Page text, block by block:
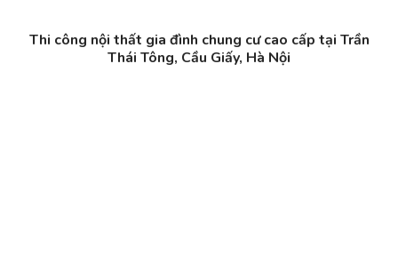
Thi công nội thất gia đình chung cư cao cấp tại Trần
Thái Tông, Cầu Giấy, Hà Nội